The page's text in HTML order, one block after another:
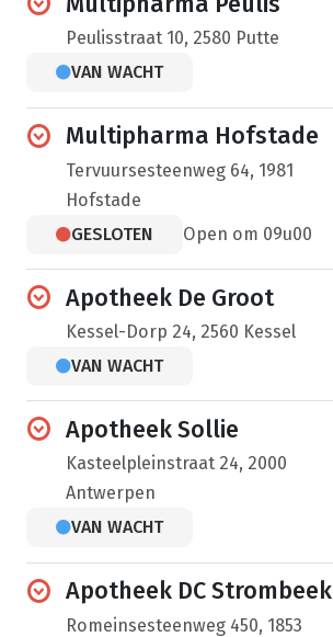
Peulisstraat 10, 2580 Putte
VAN WACHT
Multipharma Hofstade
Tervuursesteenweg 64, 1981
Hofstade
GESLOTEN
Open om 09u00
Apotheek De Groot
Kessel-Dorp 24, 2560 Kessel
VAN WACHT
Apotheek Sollie
Kasteelpleinstraat 24, 2000
Antwerpen
VAN WACHT
Apotheek DC Strombeek
Romeinsesteenweg 450, 1853